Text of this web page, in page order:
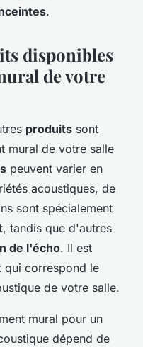
.
disponibles
de votre
produits sont
mural de votre salle
peuvent varier en
acoustiques, de
sont spécialement
, tandis que d'autres
de l'écho. Il est
qui correspond le
de votre salle.
mural pour un
dépend de